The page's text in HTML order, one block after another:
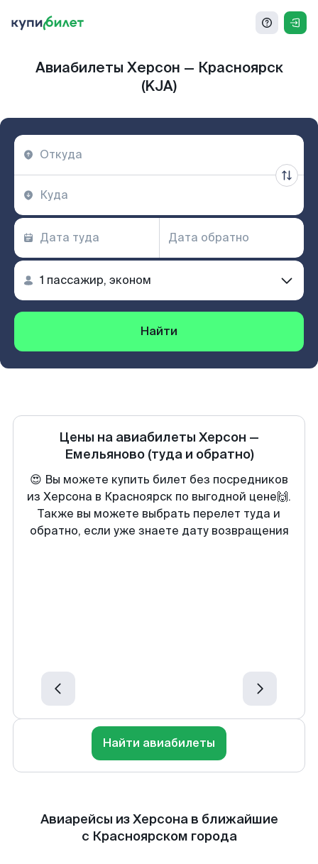
Авиабилеты Херсон — Красноярск
(KJA)
Найти
Цены на авиабилеты Херсон —
Емельяново (туда и обратно)
😍 Вы можете купить билет без посредников
из Херсона в Красноярск по выгодной цене🙌.
Также вы можете выбрать перелет туда и
обратно, если уже знаете дату возвращения
Найти авиабилеты
Авиарейсы из Херсона в ближайшие
с Красноярском города